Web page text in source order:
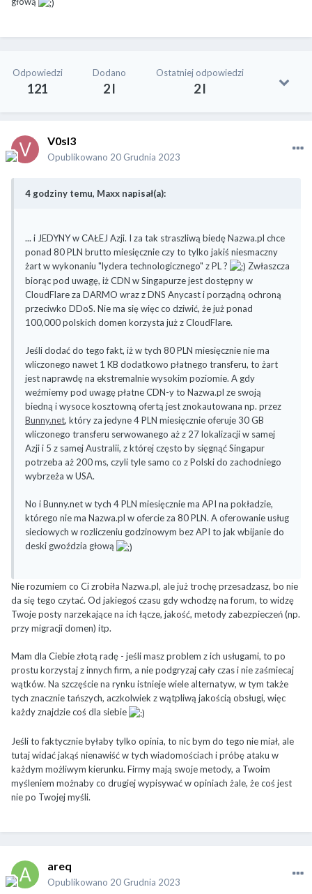
Odpowiedzi
121
Dodano
2 l
Ostatniej odpowiedzi
2 l
V0sl3
Opublikowano 20 Grudnia 2023
4 godziny temu, Maxx napisał(a):
... i JEDYNY w CAŁEJ Azji. I za tak straszliwą biedę Nazwa.pl chce
ponad 80 PLN brutto miesięcznie czy to tylko jakiś niesmaczny
żart w wykonaniu "lydera technologicznego" z PL ?
Zwłaszcza
biorąc pod uwagę, iż CDN w Singapurze jest dostępny w
CloudFlare za DARMO wraz z DNS Anycast i porządną ochroną
przeciwko DDoS. Nie ma się więc co dziwić, że już ponad
100,000 polskich domen korzysta już z CloudFlare.
Jeśli dodać do tego fakt, iż w tych 80 PLN miesięcznie nie ma
wliczonego nawet 1 KB dodatkowo płatnego transferu, to żart
jest naprawdę na ekstremalnie wysokim poziomie. A gdy
weźmiemy pod uwagę płatne CDN-y to Nazwa.pl ze swoją
biedną i wysoce kosztowną ofertą jest znokautowana np. przez
Bunny.net, który za jedyne 4 PLN miesięcznie oferuje 30 GB
wliczonego transferu serwowanego aż z 27 lokalizacji w samej
Azji i 5 z samej Australii, z której często by sięgnąć Singapur
potrzeba aż 200 ms, czyli tyle samo co z Polski do zachodniego
wybrzeża w USA.
No i Bunny.net w tych 4 PLN miesięcznie ma API na pokładzie,
którego nie ma Nazwa.pl w ofercie za 80 PLN. A oferowanie usług
sieciowych w rozliczeniu godzinowym bez API to jak wbijanie do
deski gwoździa głową
Nie rozumiem co Ci zrobiła Nazwa.pl, ale już trochę przesadzasz, bo nie
da się tego czytać. Od jakiegoś czasu gdy wchodzę na forum, to widzę
Twoje posty narzekające na ich łącze, jakość, metody zabezpieczeń (np.
przy migracji domen) itp.
Mam dla Ciebie złotą radę - jeśli masz problem z ich usługami, to po
prostu korzystaj z innych firm, a nie podgryzaj cały czas i nie zaśmiecaj
wątków. Na szczęście na rynku istnieje wiele alternatyw, w tym także
tych znacznie tańszych, aczkolwiek z wątpliwą jakością obsługi, więc
każdy znajdzie coś dla siebie
Jeśli to faktycznie byłaby tylko opinia, to nic bym do tego nie miał, ale
tutaj widać jakąś nienawiść w tych wiadomościach i próbę ataku w
każdym możliwym kierunku. Firmy mają swoje metody, a Twoim
myśleniem możnaby co drugiej wypisywać w opiniach żale, że coś jest
nie po Twojej myśli.
areq
Opublikowano 20 Grudnia 2023